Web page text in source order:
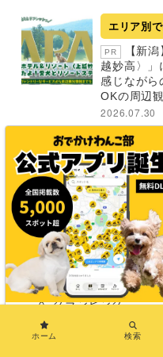
エリア別
PR
【新
越妙高〉」
感じながら
OKの周辺
2026.07.30
新着記
おでかけレポー
宿
【山梨・南
リゾート」
グランピング
部屋食プランあり
ホーム 検索